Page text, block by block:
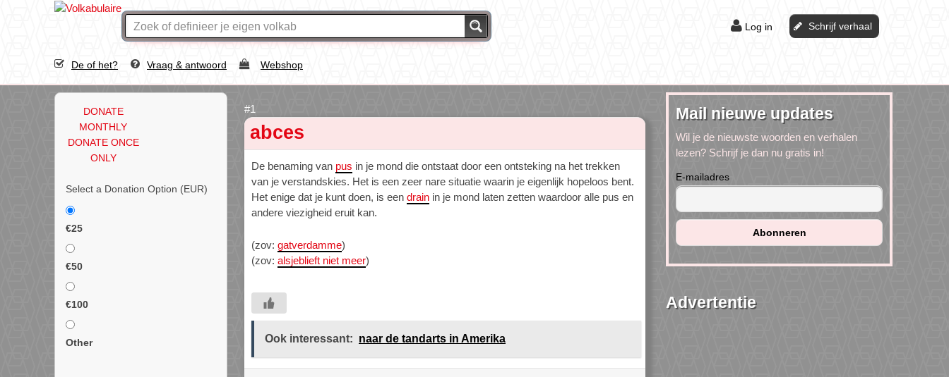
Log in Schrijf verhaal
De of het? Vraag & antwoord Webshop
DONATE
MONTHLY
DONATE ONCE
ONLY
Select a Donation Option (EUR)
€25
€50
€100
Other
abces
De benaming van pus in je mond die ontstaat door een ontsteking na het trekken
van je verstandskies. Het is een zeer nare situatie waarin je eigenlijk hopeloos bent.
Het enige dat je kunt doen, is een drain in je mond laten zetten waardoor alle pus en
andere viezigheid eruit kan.
(zov: gatverdamme)
(zov: alsjeblieft niet meer)
Ook interessant: naar de tandarts in Amerika
Mail nieuwe updates
Wil je de nieuwste woorden en verhalen
lezen? Schrijf je dan nu gratis in!
E-mailadres
Advertentie